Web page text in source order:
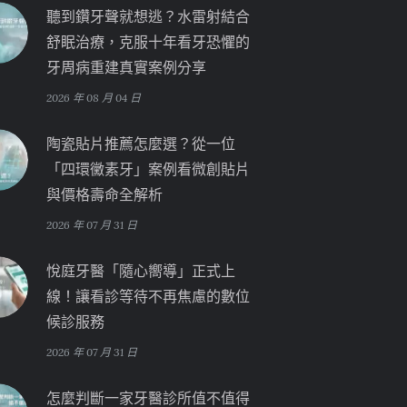
聽到鑽牙聲就想逃？水雷射結合
舒眠治療，克服十年看牙恐懼的
牙周病重建真實案例分享
2026 年 08 月 04 日
陶瓷貼片推薦怎麼選？從一位
「四環黴素牙」案例看微創貼片
與價格壽命全解析
2026 年 07 月 31 日
悅庭牙醫「隨心嚮導」正式上
線！讓看診等待不再焦慮的數位
候診服務
2026 年 07 月 31 日
怎麼判斷一家牙醫診所值不值得